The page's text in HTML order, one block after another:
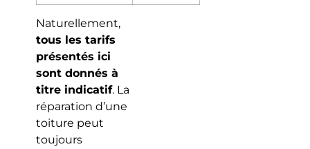
Naturellement,
tous les tarifs
présentés ici
sont donnés à
titre indicatif. La
réparation d’une
toiture peut
toujours